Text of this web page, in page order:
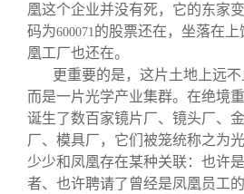
凰这个企业并没有死，它的东家
码为600071 的股票还在，坐落在
凰工厂也还在。
更重要的是，这片土地上远不
而是一片光学产业集群。在绝境
诞生了数百家镜片厂、镜头厂、
厂、模具厂，它们被笼统称之为
少少和凤凰存在某种关联：也许
者、也许聘请了曾经是凤凰员工